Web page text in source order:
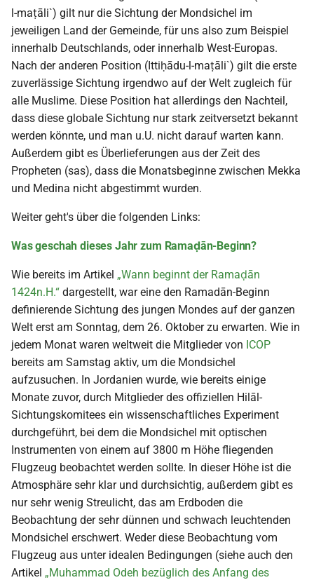
l-maṭāli`) gilt nur die Sichtung der Mondsichel im
jeweiligen Land der Gemeinde, für uns also zum Beispiel
innerhalb Deutschlands, oder innerhalb West-Europas.
Nach der anderen Position (Ittiḥādu-l-maṭāli`) gilt die erste
zuverlässige Sichtung irgendwo auf der Welt zugleich für
alle Muslime. Diese Position hat allerdings den Nachteil,
dass diese globale Sichtung nur stark zeitversetzt bekannt
werden könnte, und man u.U. nicht darauf warten kann.
Außerdem gibt es Überlieferungen aus der Zeit des
Propheten (sas), dass die Monatsbeginne zwischen Mekka
und Medina nicht abgestimmt wurden.
Weiter geht's über die folgenden Links:
Was geschah dieses Jahr zum Ramaḍān-Beginn?
Wie bereits im Artikel „Wann beginnt der Ramaḍān
1424n.H.“ dargestellt, war eine den Ramadān-Beginn
definierende Sichtung des jungen Mondes auf der ganzen
Welt erst am Sonntag, dem 26. Oktober zu erwarten. Wie in
jedem Monat waren weltweit die Mitglieder von ICOP
bereits am Samstag aktiv, um die Mondsichel
aufzusuchen. In Jordanien wurde, wie bereits einige
Monate zuvor, durch Mitglieder des offiziellen Hilāl-
Sichtungskomitees ein wissenschaftliches Experiment
durchgeführt, bei dem die Mondsichel mit optischen
Instrumenten von einem auf 3800 m Höhe fliegenden
Flugzeug beobachtet werden sollte. In dieser Höhe ist die
Atmosphäre sehr klar und durchsichtig, außerdem gibt es
nur sehr wenig Streulicht, das am Erdboden die
Beobachtung der sehr dünnen und schwach leuchtenden
Mondsichel erschwert. Weder diese Beobachtung vom
Flugzeug aus unter idealen Bedingungen (siehe auch den
Artikel „Muhammad Odeh bezüglich des Anfang des